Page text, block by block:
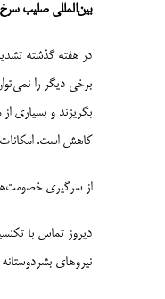
بین‌المللی صلیب
در هفته گذشته
برخی دیگر را
بگریزند و بسیاری
کاهش است. امکانات
از سرگیری
دیروز تماس با
نیروهای